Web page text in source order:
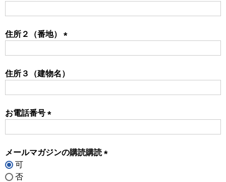
住所２（番地）
住所３（建物名）
お電話番号
メールマガジンの購読購読
可
否